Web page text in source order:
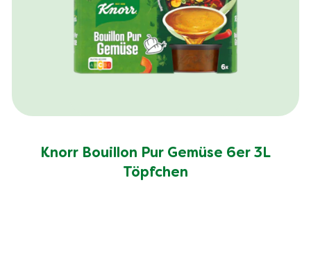
Knorr Bouillon Pur Gemüse 6er 3L
Töpfchen